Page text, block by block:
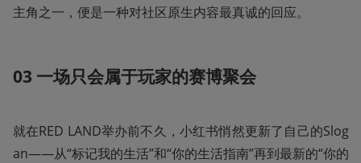
主角之一，便是一种对社区原生内容最真诚的回应。
03 一场只会属于玩家的赛博聚会
就在RED LAND举办前不久，小红书悄然更新了自己的Slog
an——从“标记我的生活”和“你的生活指南”再到最新的“你的